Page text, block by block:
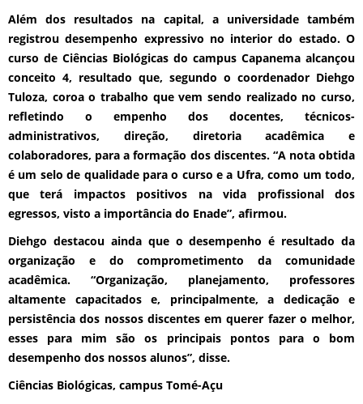
Além dos resultados na capital, a universidade também
registrou desempenho expressivo no interior do estado. O
curso de Ciências Biológicas do campus Capanema alcançou
conceito 4, resultado que, segundo o coordenador Diehgo
Tuloza, coroa o trabalho que vem sendo realizado no curso,
refletindo o empenho dos docentes, técnicos-
administrativos, direção, diretoria acadêmica e
colaboradores, para a formação dos discentes. “A nota obtida
é um selo de qualidade para o curso e a Ufra, como um todo,
que terá impactos positivos na vida profissional dos
egressos, visto a importância do Enade”, afirmou.
Diehgo destacou ainda que o desempenho é resultado da
organização e do comprometimento da comunidade
acadêmica. “Organização, planejamento, professores
altamente capacitados e, principalmente, a dedicação e
persistência dos nossos discentes em querer fazer o melhor,
esses para mim são os principais pontos para o bom
desempenho dos nossos alunos”, disse.
Ciências Biológicas, campus Tomé-Açu